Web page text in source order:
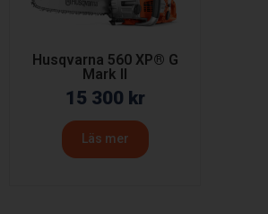
Husqvarna 560 XP® G
Mark II
15 300 kr
Läs mer